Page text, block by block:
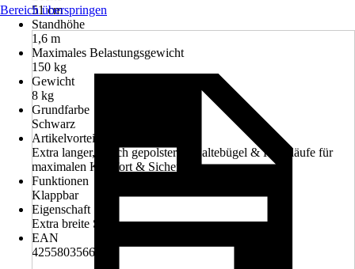
51 cm
Standhöhe
1,6 m
Maximales Belastungsgewicht
150 kg
Gewicht
8 kg
Grundfarbe
Schwarz
Artikelvorteil
Extra langer, weich gepolsterter Haltebügel & Handläufe für
maximalen Komfort & Sicherheit
Funktionen
Klappbar
Eigenschaft
Extra breite Stufen
EAN
4255803566475
Bereich überspringen